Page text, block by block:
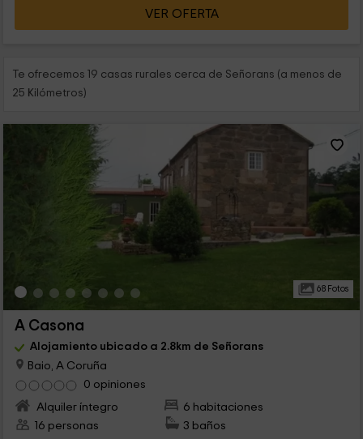
VER OFERTA
Te ofrecemos 19 casas rurales cerca de Señorans (a menos de
25 Kilómetros)
68 Fotos
A Casona
Alojamiento ubicado a 2.8km de Señorans
Baio, A Coruña
0 opiniones
Alquiler íntegro
6 habitaciones
16 personas
3 baños